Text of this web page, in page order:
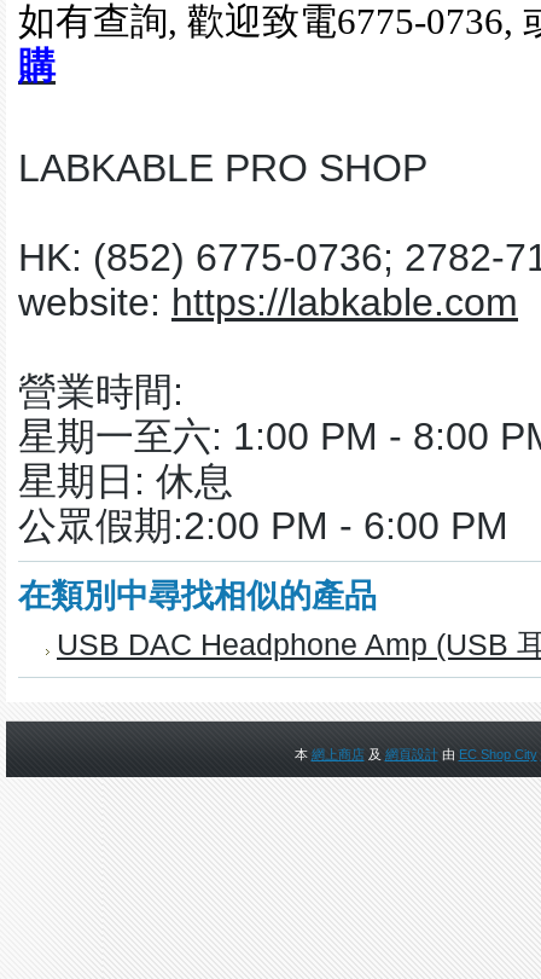
如有查詢, 歡迎致電6775-0736,
購
LABKABLE PRO SHOP
HK: (852) 6775-0736; 2782-
website: https://labkable.com
營業時間:
星期一至六: 1:00 PM - 8:00
星期日: 休息
公眾假期:2:00 PM - 6:00 PM
在類別中尋找相似的產品
USB DAC Headphone Amp (USB
本 網上商店 及 網頁設計由 EC Shop City